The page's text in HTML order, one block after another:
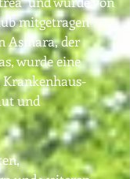
mitgetragen
Asmara, der
wurde eine
und